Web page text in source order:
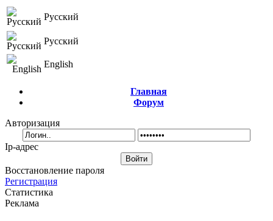
Русский
Русский
English
Главная
Форум
Авторизация
Ip-адрес
Восстановление пароля
Регистрация
Статистика
Реклама